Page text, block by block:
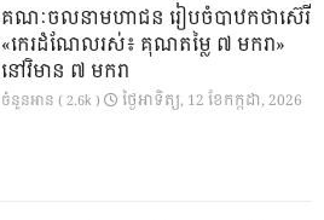
គណៈចលនាមហាជន រៀបចំបាឋកថាស៊េរី
«កេរដំណែលរស់៖ គុណតម្លៃ ៧ មករា»
នៅវិមាន ៧ មករា
ចំនួនអាន ( 2.6k ) ថ្ងៃ​អាទិត្យ, 12 ខែ​កក្កដា, 2026